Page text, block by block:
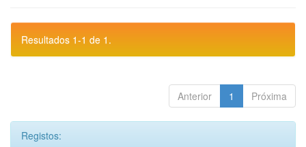
Resultados 1-1 de 1.
Anterior 1 Próxima
Registos: